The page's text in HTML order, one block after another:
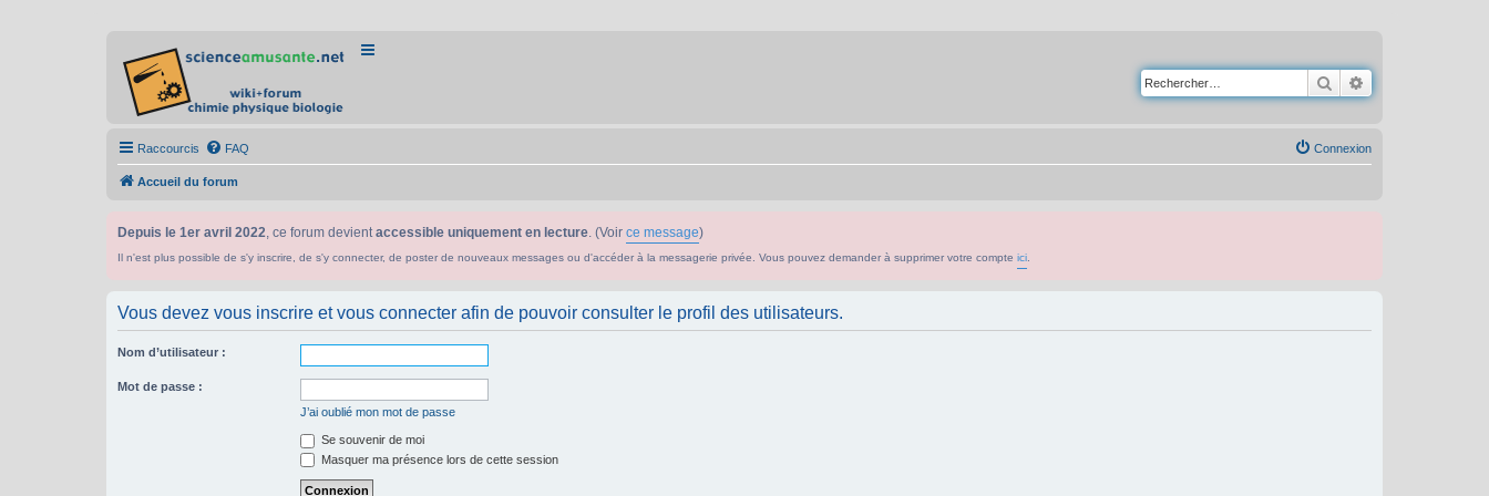
Rechercher
Raccourcis FAQ Connexion
Accueil du forum
Depuis le 1er avril 2022, ce forum devientaccessible uniquement en lecture. (Voir ce message)
Il n'est plus possible de s'y inscrire, de s'y connecter, de poster de nouveaux messages ou d'accéder à la messagerie privée. Vous pouvez demander à supprimer votre compte ici
Vous devez vous inscrire et vous connecter afin de pouvoir consulter le profil des utilisateurs.
Nom d’utilisateur :
Mot de passe :
J’ai oublié mon mot de passe
Se souvenir de moi
Masquer ma présence lors de cette session